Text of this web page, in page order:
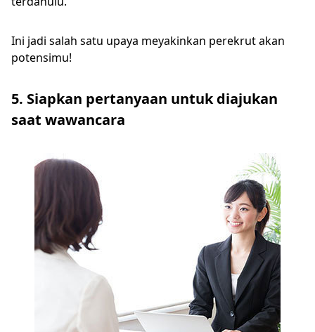
Ini jadi salah satu upaya meyakinkan perekrut akan
potensimu!
5. Siapkan pertanyaan untuk diajukan
saat wawancara